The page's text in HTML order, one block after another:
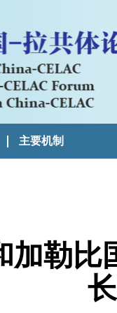
主要机制
加勒比